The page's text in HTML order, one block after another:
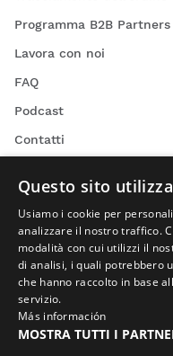
Programma B2B Partners
Lavora con noi
FAQ
Podcast
Contatti
Trova il tuo negozio Siroko
Video ciclismo
Video sci
Questo sito
Usiamo i cookie per
analizzare il nostro traffico.
modalità con cui utilizzi il
di analisi, i quali potrebbero
che hanno raccolto in base
servizio.
Más información
MOSTRA TUTTI I